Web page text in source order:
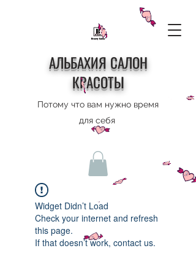
АЛЬБАХИЯ САЛОН
КРАСОТЫ
Потому что вам нужно время
для себя
Widget Didn’t Load
Check your internet and refresh
this page.
If that doesn’t work, contact us.